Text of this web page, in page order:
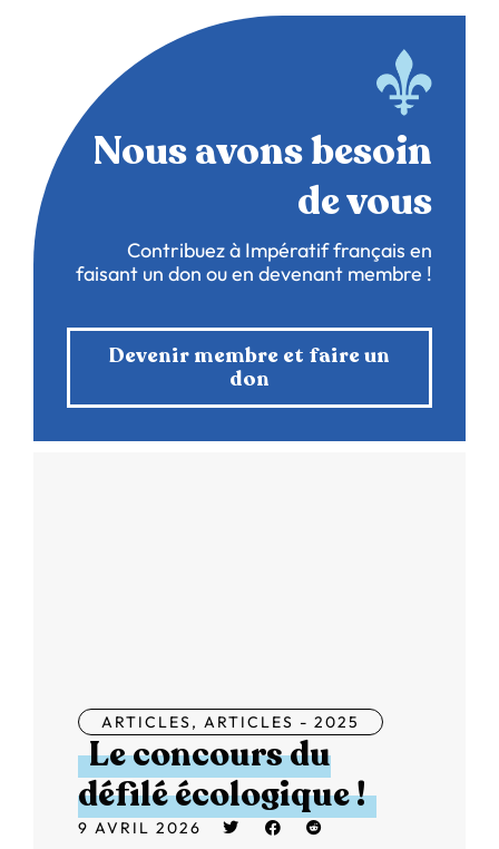
Nous avons besoin
de vous
Contribuez à Impératif français en
faisant un don ou en devenant membre !
Devenir membre et faire un
don
ARTICLES, ARTICLES - 2025
Le concours du
défilé écologique !
9 AVRIL 2026